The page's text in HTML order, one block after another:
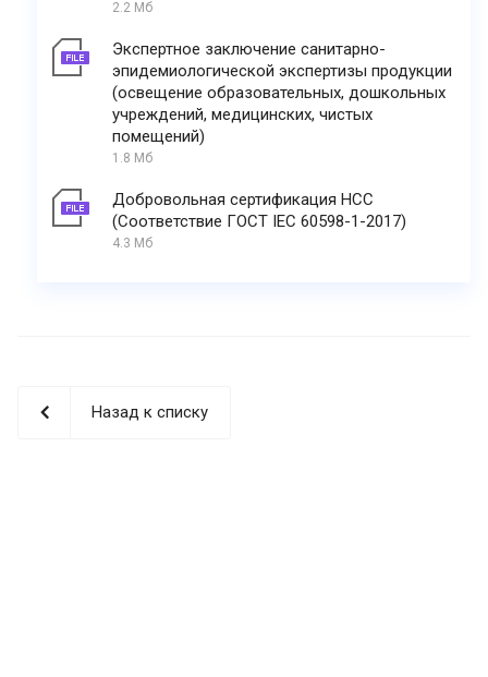
2.2 Мб
Экспертное заключение санитарно-
эпидемиологической экспертизы продукции
(освещение образовательных, дошкольных
учреждений, медицинских, чистых
помещений)
1.8 Мб
Добровольная сертификация НСС
(Соответствие ГОСТ IEC 60598-1-2017)
4.3 Мб
Назад к списку